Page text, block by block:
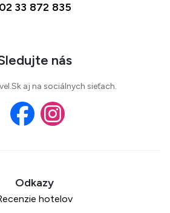
02 33 872 835
nás
aj na sociálnych sieťach.
hotelov